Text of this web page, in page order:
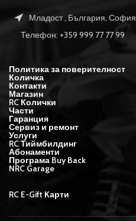
Младост , България, София
Телефон: +359 999 77 77 99
Политика за поверителност
Количка
Контакти
Магазин
RC Колички
Части
Гаранция
Сервиз и ремонт
Услуги
RC Тиймбилдинг
Абонаменти
Програма Buy Back
NRC Garage
RC E-Gift Карти